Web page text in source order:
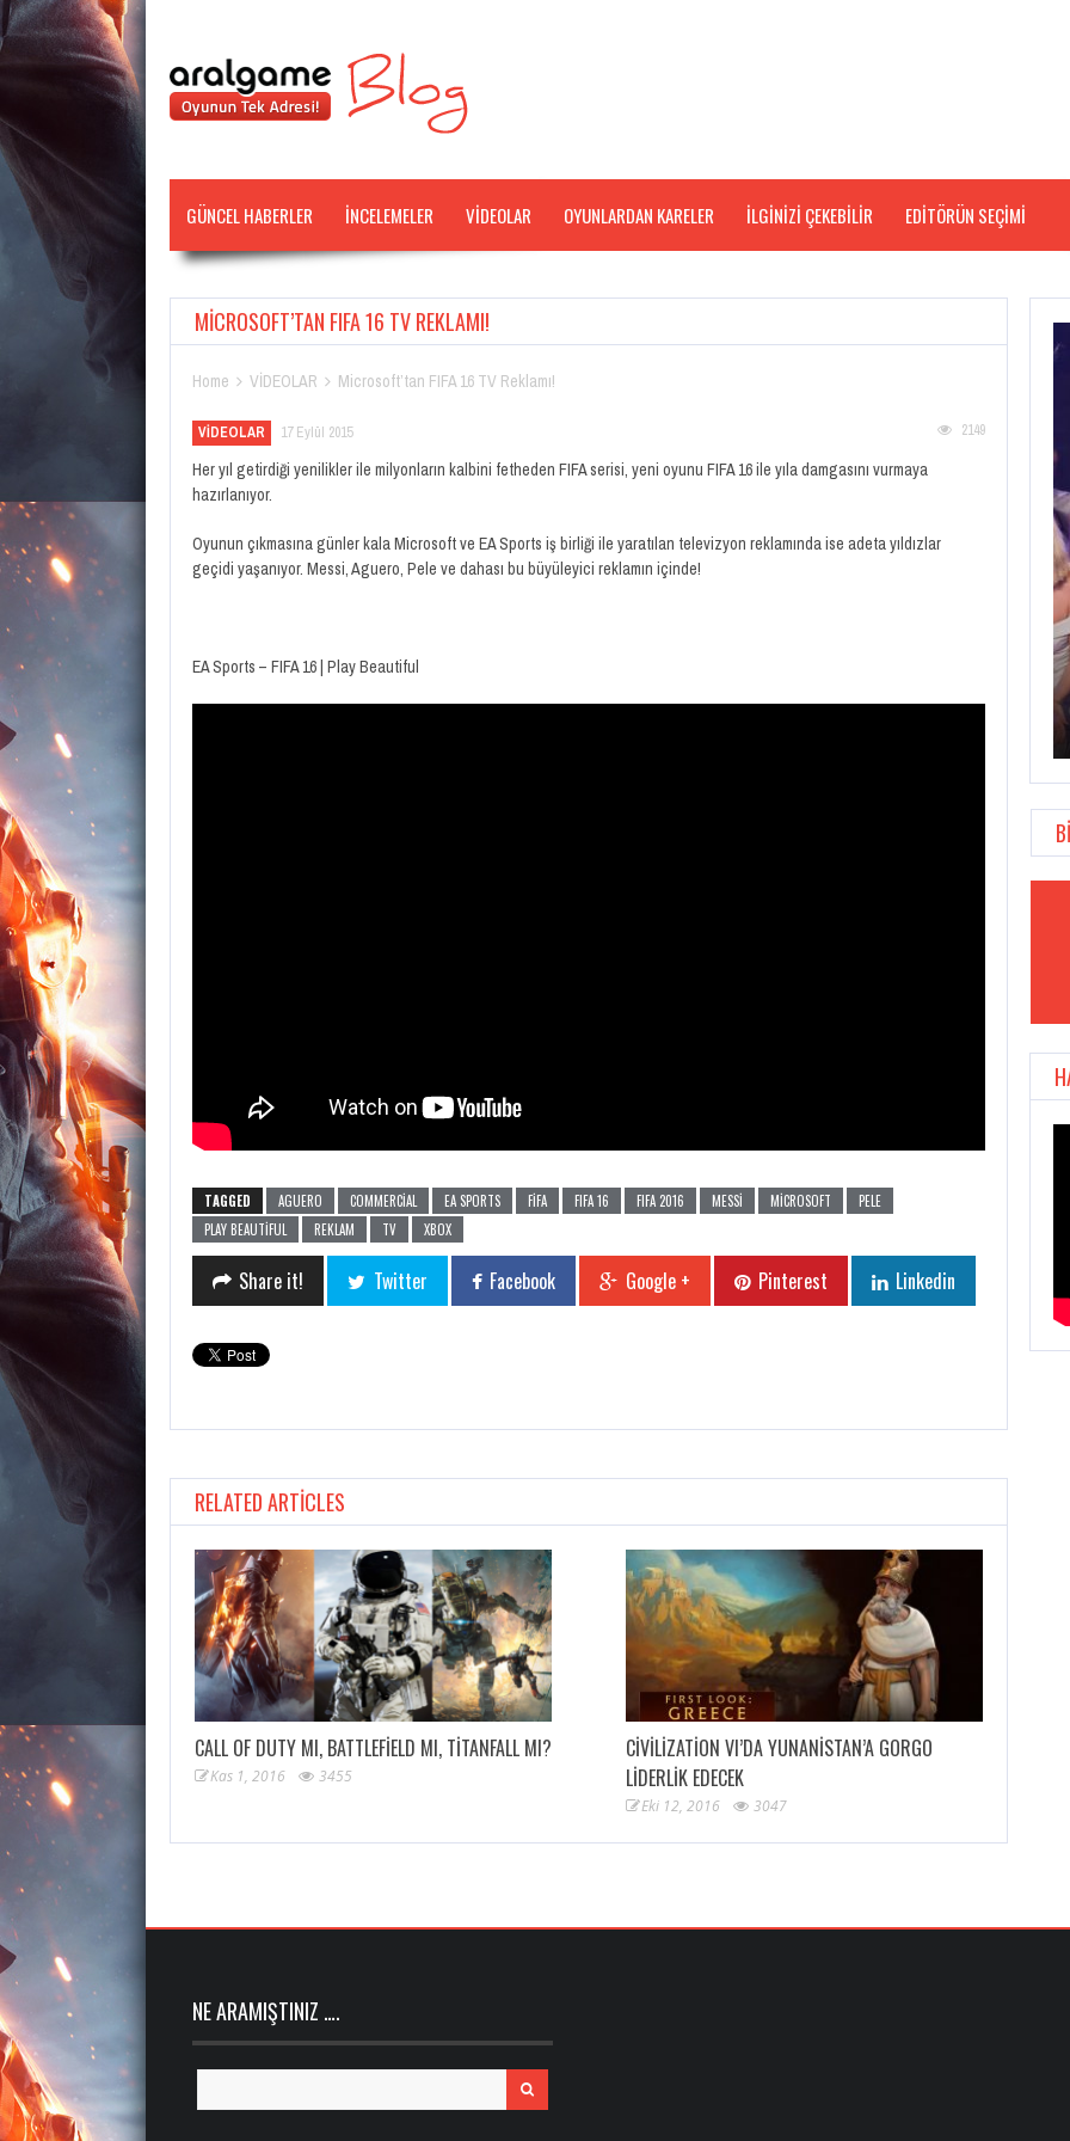
GÜNCEL HABERLER İNCELEMELER VİDEOLAR OYUNLARDAN KARELER İLGİNİZİ ÇEKEBİLİR EDITÖRÜN SEÇIMI
MICROSOFT’TAN FIFA 16 TV REKLAMI!
Home  VİDEOLAR  Microsoft’tan FIFA 16 TV Reklamı!
VİDEOLAR 17 Eylül 2015 2149
Her yıl getirdiği yenilikler ile milyonların kalbini fetheden FIFA serisi, yeni oyunu FIFA 16 ile yıla damgasını vurmaya
hazırlanıyor.
Oyunun çıkmasına günler kala Microsoft ve EA Sports iş birliği ile yaratılan televizyon reklamında ise adeta yıldızlar
geçidi yaşanıyor. Messi, Aguero, Pele ve dahası bu büyüleyici reklamın içinde!
EA Sports – FIFA 16 | Play Beautiful
TAGGED AGUERO COMMERCIAL EA SPORTS FIFA FIFA 16 FIFA 2016 MESSI MICROSOFT
PELE
PLAY BEAUTIFUL
REKLAM TV XBOX
Share it! Twitter Facebook Google + Pinterest Linkedin
RELATED ARTICLES
CALL OF DUTY MI, BATTLEFIELD MI, TITANFALL MI?
Kas 1, 2016 3455
CIVILIZATION VI’DA YUNANISTAN’A GORGO
LIDERLIK EDECEK
Eki 12, 2016 3047
NE ARAMIŞTINIZ ….
for: